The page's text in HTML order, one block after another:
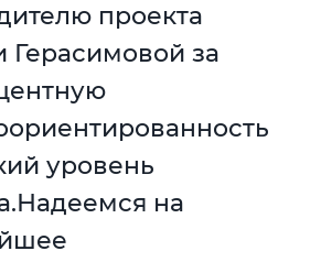
проекта
за
уровень
на